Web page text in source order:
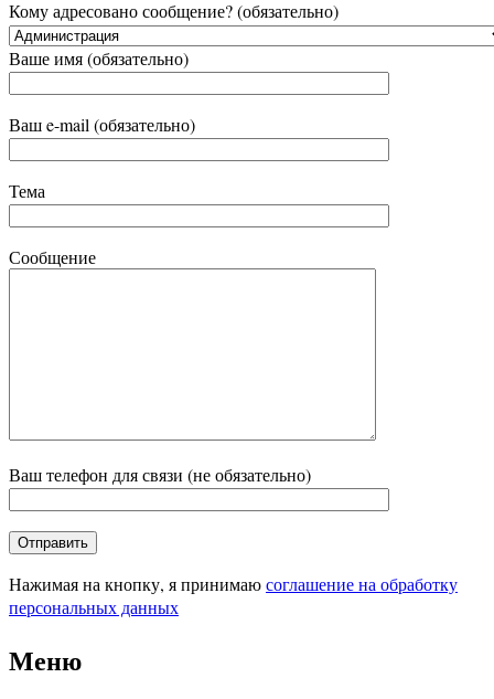
Кому адресовано сообщение? (обязательно)
Ваше имя (обязательно)
Ваш e-mail (обязательно)
Тема
Сообщение
Ваш телефон для связи (не обязательно)
Нажимая на кнопку, я принимаюсоглашение на обработку
персональных данных
Меню